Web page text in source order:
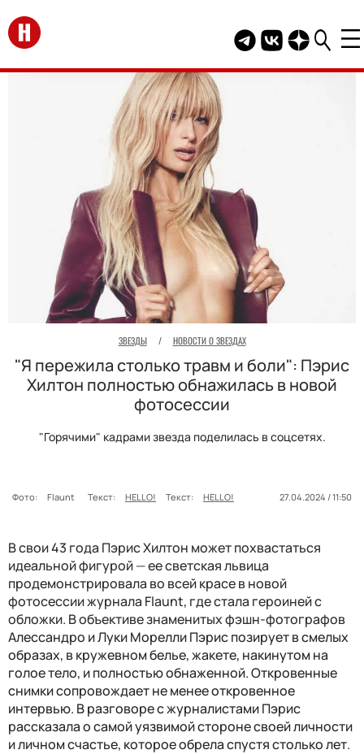
Перейти на главную
Telegram канал
Группа HELLO
Канал
ЗВЕЗДЫ / НОВОСТИ О ЗВЕЗДАХ
"Я пережила столько травм и боли": Пэрис
Хилтон полностью обнажилась в новой
фотосессии
"Горячими" кадрами звезда поделилась в соцсетях.
Фото: Flaunt Текст: HELLO! Текст: HELLO! 27.04.2024 / 11:50
В свои 43 года Пэрис Хилтон может похвастаться
идеальной фигурой—ее светская львица
продемонстрировала во всей красе в новой
фотосессии журнала Flaunt, где стала героиней с
обложки. В объективе знаменитых фэшн-фотографов
Алессандро и Луки Морелли Пэрис позирует в смелых
образах, в кружевном белье, жакете, накинутом на
голое тело, и полностью обнаженной. Откровенные
снимки сопровождает не менее откровенное
интервью. В разговоре с журналистами Пэрис
рассказала о самой уязвимой стороне своей личности
и личном счастье, которое обрела спустя столько лет.